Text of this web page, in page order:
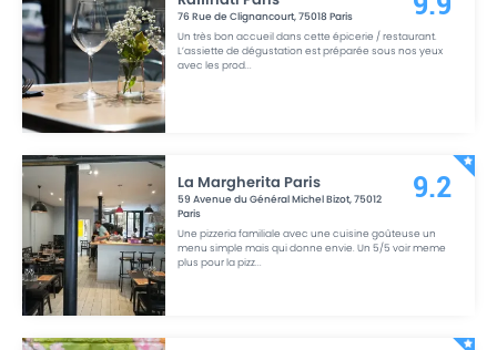
76 Rue de Clignancourt,75018 Paris
Un très bon accueil dans cette épicerie / restaurant.
L’assiette de dégustation est préparée sous nos yeux
avec les prod...
La Margherita Paris
59 Avenue du Général Michel Bizot,75012
Paris
Une pizzeria familiale avec une cuisine goûteuse un
menu simple mais qui donne envie. Un 5/5 voir meme
plus pour la pizz...
9.2